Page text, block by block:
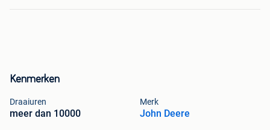
Kenmerken
Draaiuren
meer dan 10000
Merk
John Deere